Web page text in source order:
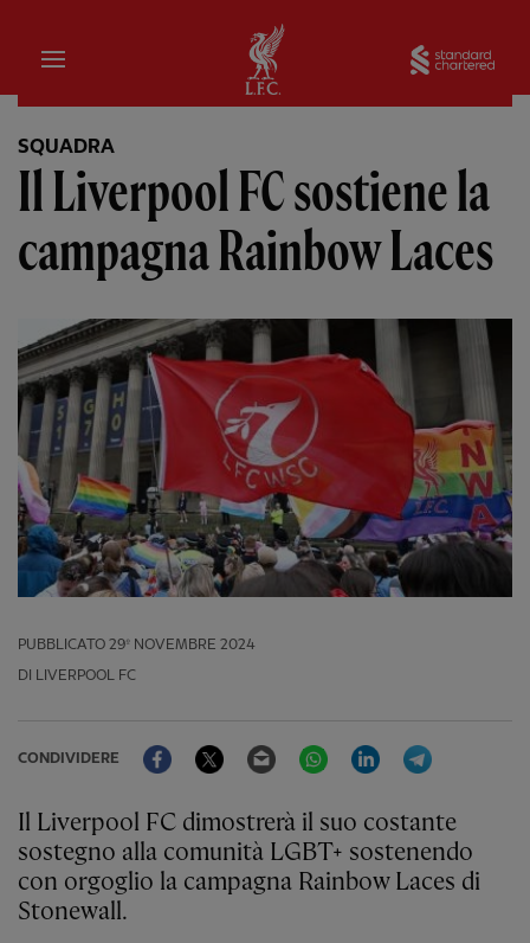
Iniziale
SQUADRA
Il Liverpool FC sostiene la
campagna Rainbow Laces
PUBBLICATO 29º NOVEMBRE 2024
DI LIVERPOOL FC
CONDIVIDERE
FacebookTwitter Email WhatsAppLinkedIn
Il Liverpool FC dimostrerà il suo costante
sostegno alla comunità LGBT+ sostenendo
con orgoglio la campagna Rainbow Laces di
Stonewall.